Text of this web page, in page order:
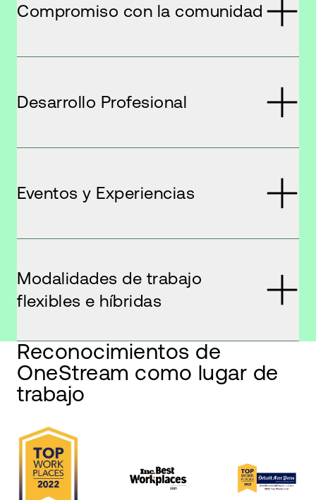
Compromiso con la comunidad
Desarrollo Profesional
Eventos y Experiencias
Modalidades de trabajo
flexibles e híbridas
Reconocimientos de
OneStream como lugar de
trabajo